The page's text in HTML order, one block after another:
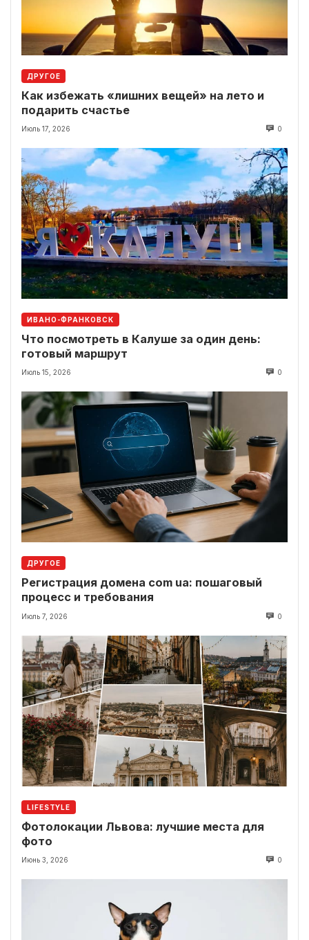
ДРУГОЕ
Как избежать «лишних вещей» на лето и
подарить счастье
Июль 17, 2026 0
ИВАНО-ФРАНКОВСК
Что посмотреть в Калуше за один день:
готовый маршрут
Июль 15, 2026 0
ДРУГОЕ
Регистрация домена com ua: пошаговый
процесс и требования
Июль 7, 2026 0
LIFESTYLE
Фотолокации Львова: лучшие места для
фото
Июнь 3, 2026 0